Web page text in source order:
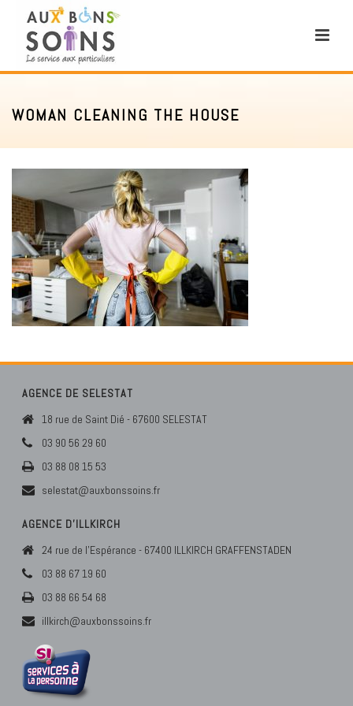
WOMAN CLEANING THE HOUSE
AGENCE DE SELESTAT
18 rue de Saint Dié - 67600 SELESTAT
03 90 56 29 60
03 88 08 15 53
selestat@auxbonssoins.fr
AGENCE D’ILLKIRCH
24 rue de l'Espérance - 67400 ILLKIRCH GRAFFENSTADEN
03 88 67 19 60
03 88 66 54 68
illkirch@auxbonssoins.fr